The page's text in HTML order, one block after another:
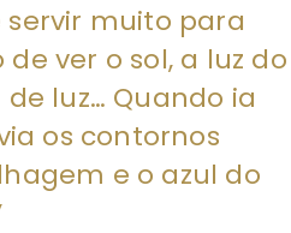
servir muito para
ver o sol, a luz do
luz… Quando ia
os contornos
e o azul do